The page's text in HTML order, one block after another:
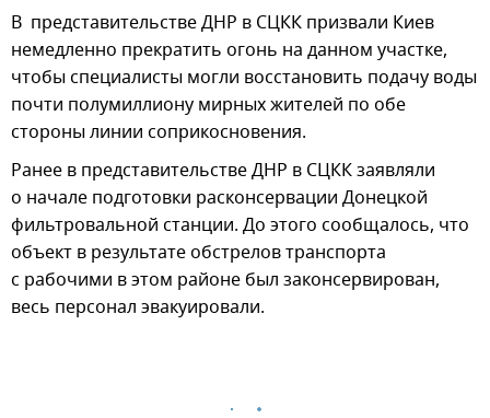
В представительстве ДНР в СЦКК призвали Киев
немедленно прекратить огонь на данном участке,
чтобы специалисты могли восстановить подачу воды
почти полумиллиону мирных жителей по обе
стороны линии соприкосновения.
Ранее в представительстве ДНР в СЦКК заявляли
о начале подготовки расконсервации Донецкой
фильтровальной станции. До этого сообщалось, что
объект в результате обстрелов транспорта
с рабочими в этом районе был законсервирован,
весь персонал эвакуировали.